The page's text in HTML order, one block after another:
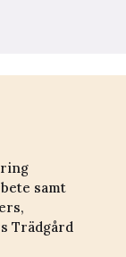
samt
Trädgård